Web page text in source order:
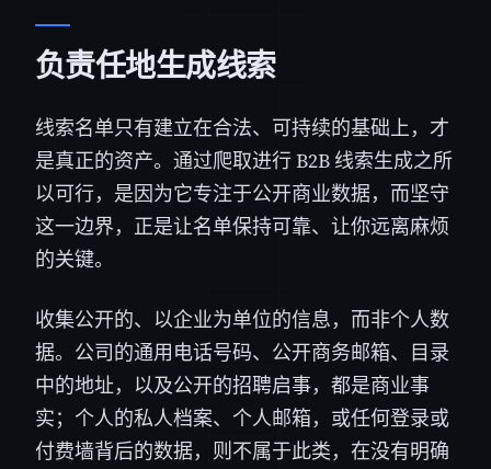
负责任地生成线索
线索名单只有建立在合法、可持续的基础上，才
是真正的资产。通过爬取进行 B2B 线索生成之所
以可行，是因为它专注于公开商业数据，而坚守
这一边界，正是让名单保持可靠、让你远离麻烦
的关键。
收集公开的、以企业为单位的信息，而非个人数
据。公司的通用电话号码、公开商务邮箱、目录
中的地址，以及公开的招聘启事，都是商业事
实；个人的私人档案、个人邮箱，或任何登录或
付费墙背后的数据，则不属于此类，在没有明确